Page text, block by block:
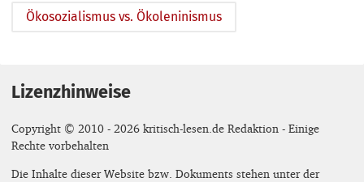
Ökosozialismus vs. Ökoleninismus
Lizenzhinweise
Copyright © 2010 - 2026 kritisch-lesen.de Redaktion - Einige
Rechte vorbehalten
Die Inhalte dieser Website bzw. Dokuments stehen unter der